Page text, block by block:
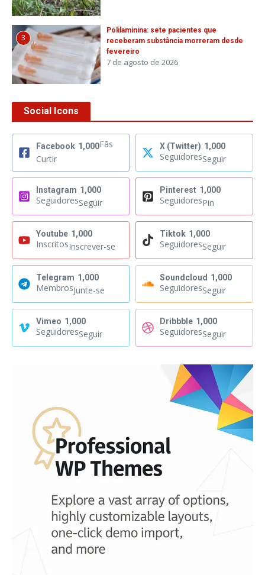
3
Polilaminina: sete pacientes que
receberam substância morreram desde
fevereiro
7 de agosto de 2026
Social Icons
Facebook 1,000Fãs
Curtir
X (Twitter) 1,000
SeguidoresSeguir
Instagram 1,000
SeguidoresSeguir
Pinterest 1,000
SeguidoresPin
Youtube 1,000
InscritosInscrever-se
Tiktok 1,000
SeguidoresSeguir
Telegram 1,000
MembrosJunte-se
Soundcloud 1,000
SeguidoresSeguir
Vimeo 1,000
SeguidoresSeguir
Dribbble 1,000
SeguidoresSeguir